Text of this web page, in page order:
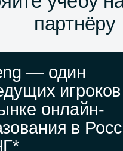
98% из них
15 045
поставленных целей